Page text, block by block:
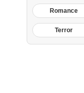
Romance
Terror